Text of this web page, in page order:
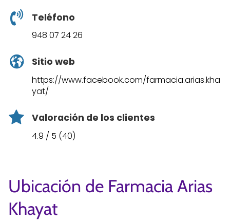
Teléfono
948 07 24 26
Sitio web
https://www.facebook.com/farmacia.arias.kha
yat/
Valoración de los clientes
4.9 / 5 (40)
Ubicación de Farmacia Arias
Khayat